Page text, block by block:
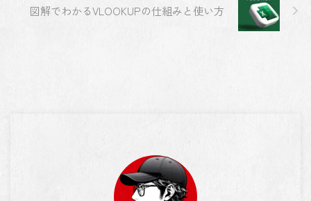
図解でわかるVLOOKUPの仕組みと使い方